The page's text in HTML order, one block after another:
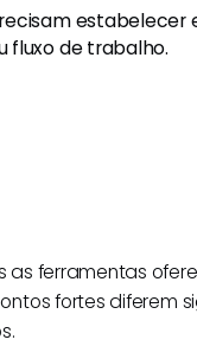
fluxo de trabalho.
as ferramentas
fortes diferem